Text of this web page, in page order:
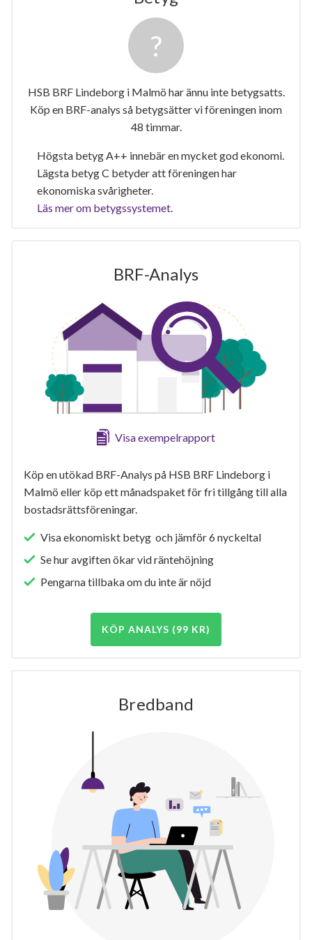
HSB BRF Lindeborg i Malmö har ännu inte betygsatts.
Köp en BRF-analys så betygsätter vi föreningen inom
48 timmar.
Högsta betyg A++ innebär en mycket god ekonomi.
Lägsta betyg C betyder att föreningen har
ekonomiska svårigheter.
Läs mer om betygssystemet.
BRF-Analys
Visa exempelrapport
Köp en utökad BRF-Analys på HSB BRF Lindeborg i
Malmö eller köp ett månadspaket för fri tillgång till alla
bostadsrättsföreningar.
Visa ekonomiskt betyg och jämför 6 nyckeltal
Se hur avgiften ökar vid räntehöjning
Pengarna tillbaka om du inte är nöjd
KÖP ANALYS (99 KR)
Bredband